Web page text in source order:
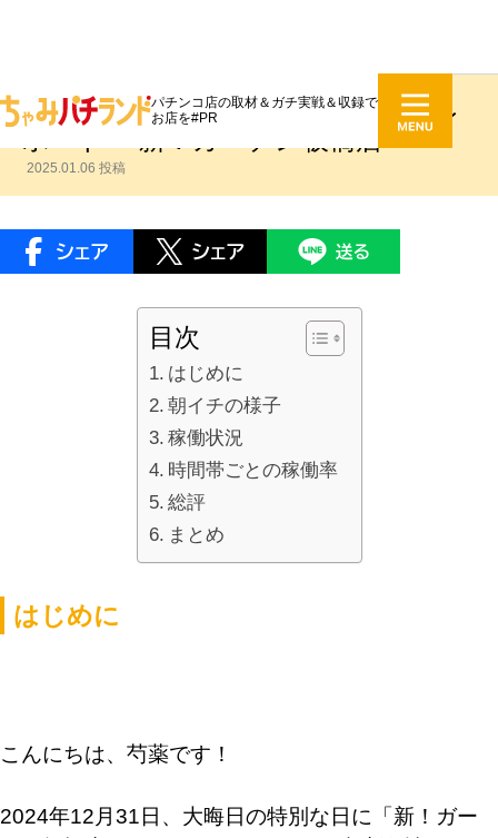
パチンコ店の取材＆ガチ実戦＆収録で
お店を#PR
芍薬のちゃみパチランド来店取材レ
ポート ～新！ガーデン板橋店～
2025.01.06 投稿
目次
はじめに
朝イチの様子
稼働状況
時間帯ごとの稼働率
総評
まとめ
はじめに
こんにちは、芍薬です！
2024年12月31日、大晦日の特別な日に「新！ガー